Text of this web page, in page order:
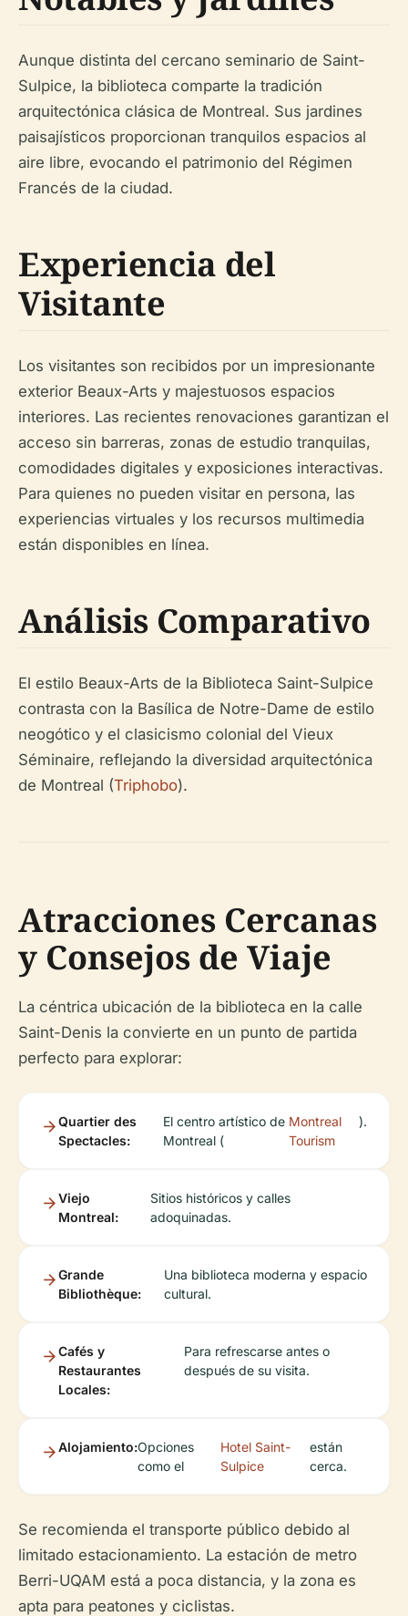
Aunque distinta del cercano seminario de Saint-
Sulpice, la biblioteca comparte la tradición
arquitectónica clásica de Montreal. Sus jardines
paisajísticos proporcionan tranquilos espacios al
aire libre, evocando el patrimonio del Régimen
Francés de la ciudad.
Experiencia del
Visitante
Los visitantes son recibidos por un impresionante
exterior Beaux-Arts y majestuosos espacios
interiores. Las recientes renovaciones garantizan el
acceso sin barreras, zonas de estudio tranquilas,
comodidades digitales y exposiciones interactivas.
Para quienes no pueden visitar en persona, las
experiencias virtuales y los recursos multimedia
están disponibles en línea.
Análisis Comparativo
El estilo Beaux-Arts de la Biblioteca Saint-Sulpice
contrasta con la Basílica de Notre-Dame de estilo
neogótico y el clasicismo colonial del Vieux
Séminaire, reflejando la diversidad arquitectónica
de Montreal (Triphobo).
Atracciones Cercanas
y Consejos de Viaje
La céntrica ubicación de la biblioteca en la calle
Saint-Denis la convierte en un punto de partida
perfecto para explorar:
Quartier des
Spectacles:
El centro artístico de
Montreal (
Montreal
Tourism
).
Viejo
Montreal:
Sitios históricos y calles
adoquinadas.
Grande
Bibliothèque:
Una biblioteca moderna y espacio
cultural.
Cafés y
Restaurantes
Locales:
Para refrescarse antes o
después de su visita.
Alojamiento:Opciones
como el
Hotel Saint-
Sulpice
están
cerca.
Se recomienda el transporte público debido al
limitado estacionamiento. La estación de metro
Berri-UQAM está a poca distancia, y la zona es
apta para peatones y ciclistas.